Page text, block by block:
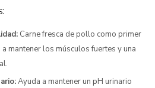
Carne fresca de pollo como primer
mantener los músculos fuertes y una
Ayuda a mantener un pH urinario